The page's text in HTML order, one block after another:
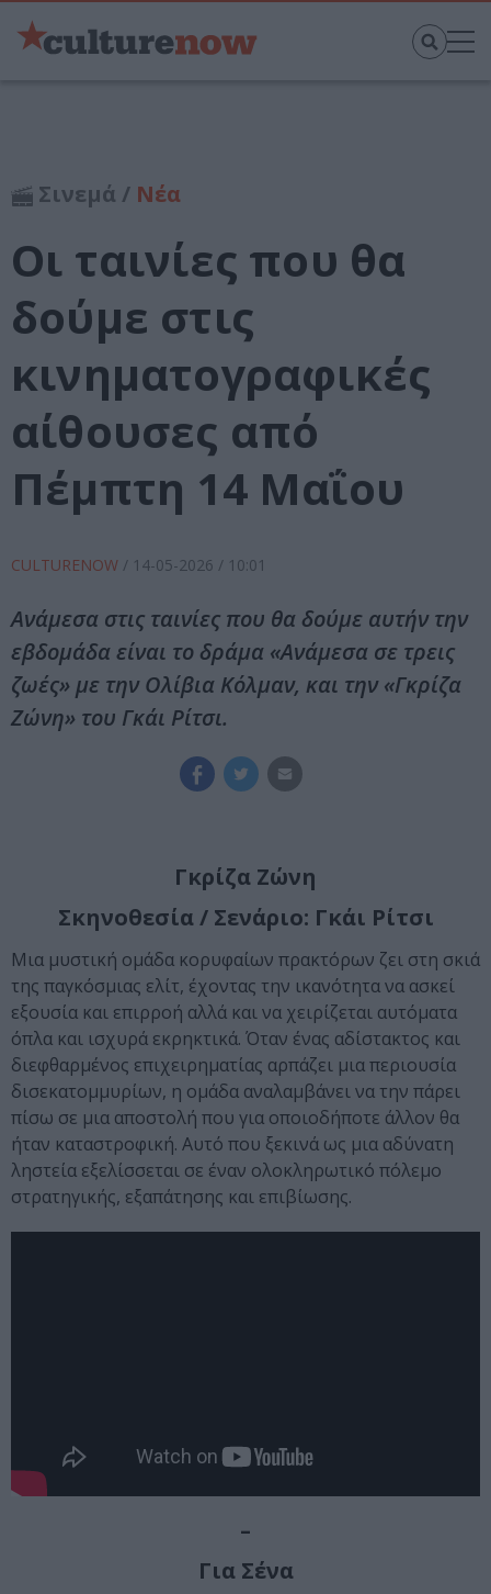
Σινεμά / Νέα
Οι ταινίες που θα
δούμε στις
κινηματογραφικές
αίθουσες από
Πέμπτη 14 Μαΐου
CULTURENOW / 14-05-2026 / 10:01
Ανάμεσα στις ταινίες που θα δούμε αυτήν την
εβδομάδα είναι το δράμα «Ανάμεσα σε τρεις
ζωές» με την Ολίβια Κόλμαν, και την «Γκρίζα
Ζώνη» του Γκάι Ρίτσι.
Γκρίζα Ζώνη
Σκηνοθεσία / Σενάριο: Γκάι Ρίτσι
Μια μυστική ομάδα κορυφαίων πρακτόρων ζει στη σκιά
της παγκόσμιας ελίτ, έχοντας την ικανότητα να ασκεί
εξουσία και επιρροή αλλά και να χειρίζεται αυτόματα
όπλα και ισχυρά εκρηκτικά. Όταν ένας αδίστακτος και
διεφθαρμένος επιχειρηματίας αρπάζει μια περιουσία
δισεκατομμυρίων, η ομάδα αναλαμβάνει να την πάρει
πίσω σε μια αποστολή που για οποιοδήποτε άλλον θα
ήταν καταστροφική. Αυτό που ξεκινά ως μια αδύνατη
ληστεία εξελίσσεται σε έναν ολοκληρωτικό πόλεμο
στρατηγικής, εξαπάτησης και επιβίωσης.
–
Για Σένα